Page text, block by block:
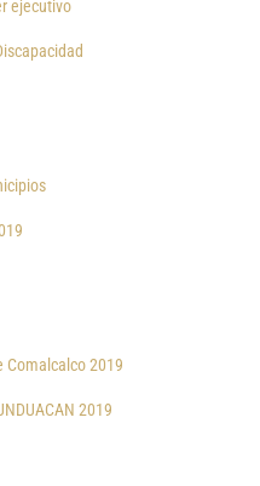
ejecutivo
Comalcalco 2019
2019